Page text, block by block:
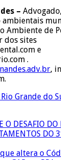
–
Ambiente de
dos sites
e
.
,
Grande do
O DESAFIO DO
DO
altera o